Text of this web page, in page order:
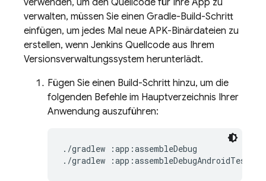
verwenden, um den Quellcode für Ihre App zu
verwalten, müssen Sie einen Gradle-Build-Schritt
einfügen, um jedes Mal neue APK-Binärdateien zu
erstellen, wenn Jenkins Quellcode aus Ihrem
Versionsverwaltungssystem herunterlädt.
Fügen Sie einen Build-Schritt hinzu, um die
folgenden Befehle im Hauptverzeichnis Ihrer
Anwendung auszuführen:
./gradlew :app:assembleDebug